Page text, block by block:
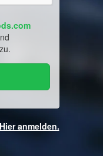
zu.
Hier anmelden.